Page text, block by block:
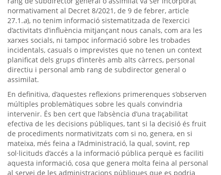
normativament al Decret 8/2021, de 9 de febrer, article
27.1.a), no tenim informació sistematitzada de l’exercici
d’activitats d’influència mitjançant nous canals, com ara les
xarxes socials, ni tampoc informació sobre les trobades
incidentals, casuals o imprevistes que no tenen un context
planificat dels grups d’interès amb alts càrrecs, personal
directiu i personal amb rang de subdirector general o
assimilat.
En definitiva, d’aquestes reflexions primerenques s’observen
múltiples problemàtiques sobre les quals convindria
intervenir. És ben cert que l’absència d’una traçabilitat
efectiva de les decisions públiques, tant si la decisió és fruit
de procediments normativitzats com si no, genera, en si
mateixa, més feina a l’Administració, la qual, sovint, rep
sol·licituds d’accés a la informació pública perquè es faciliti
aquesta informació, cosa que genera molta feina al personal
al servei de les administracions públiques que es podria